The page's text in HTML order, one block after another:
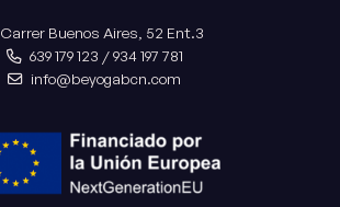
Carrer Buenos Aires, 52 Ent.3
639 179 123 /934 197 781
info@beyogabcn.com